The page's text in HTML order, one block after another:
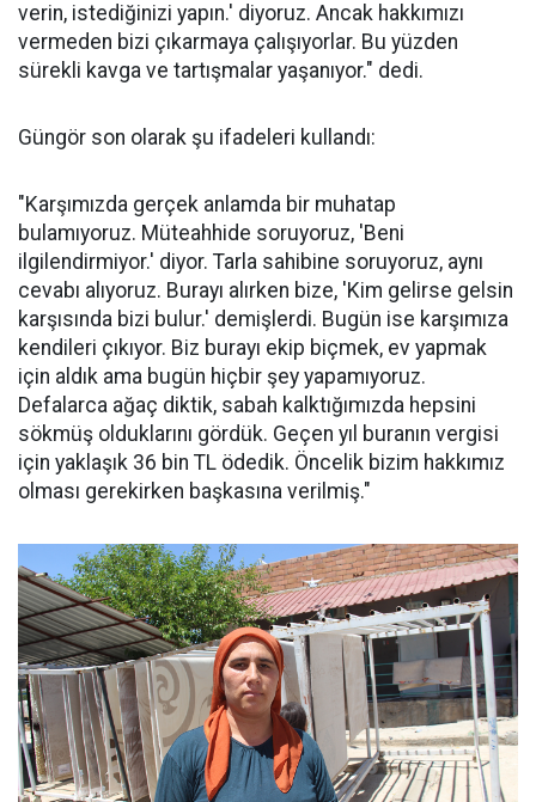
verin, istediğinizi yapın.' diyoruz. Ancak hakkımızı
vermeden bizi çıkarmaya çalışıyorlar. Bu yüzden
sürekli kavga ve tartışmalar yaşanıyor." dedi.
Güngör son olarak şu ifadeleri kullandı:
"Karşımızda gerçek anlamda bir muhatap
bulamıyoruz. Müteahhide soruyoruz, 'Beni
ilgilendirmiyor.' diyor. Tarla sahibine soruyoruz, aynı
cevabı alıyoruz. Burayı alırken bize, 'Kim gelirse gelsin
karşısında bizi bulur.' demişlerdi. Bugün ise karşımıza
kendileri çıkıyor. Biz burayı ekip biçmek, ev yapmak
için aldık ama bugün hiçbir şey yapamıyoruz.
Defalarca ağaç diktik, sabah kalktığımızda hepsini
sökmüş olduklarını gördük. Geçen yıl buranın vergisi
için yaklaşık 36 bin TL ödedik. Öncelik bizim hakkımız
olması gerekirken başkasına verilmiş."